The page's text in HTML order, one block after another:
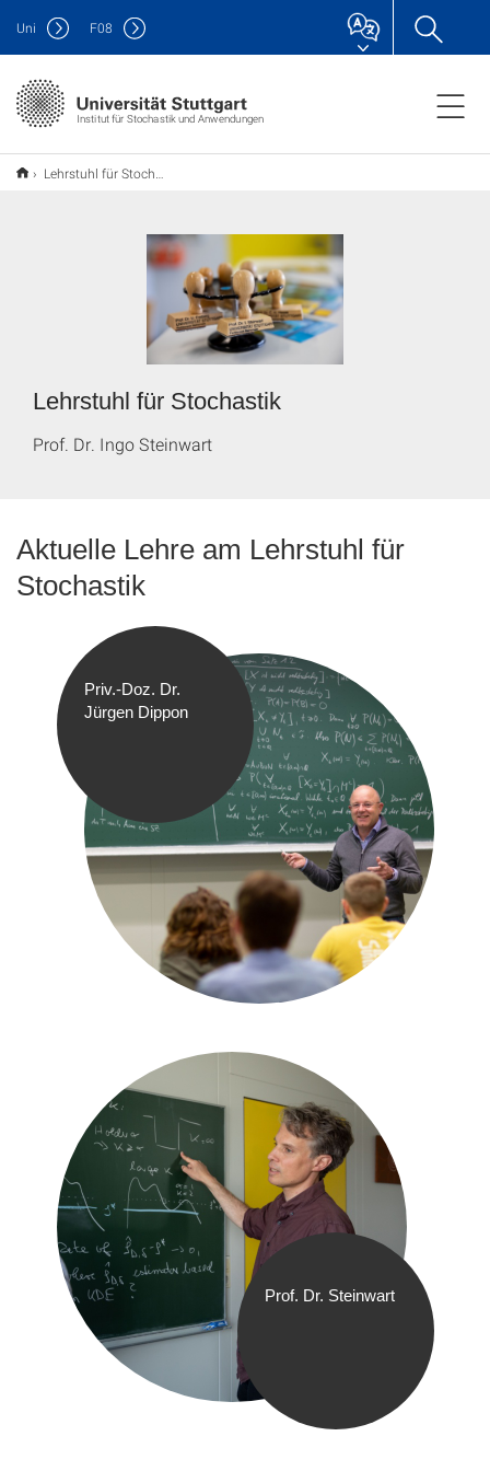
Institut für Stochastik und Anwendungen
Uni F08
Lehrstuhl für Stochastik
Lehrstuhl für Stochastik
Prof. Dr. Ingo Steinwart
Aktuelle Lehre am Lehrstuhl für
Stochastik
Priv.-Doz. Dr.
Jürgen Dippon
Prof. Dr. Steinwart